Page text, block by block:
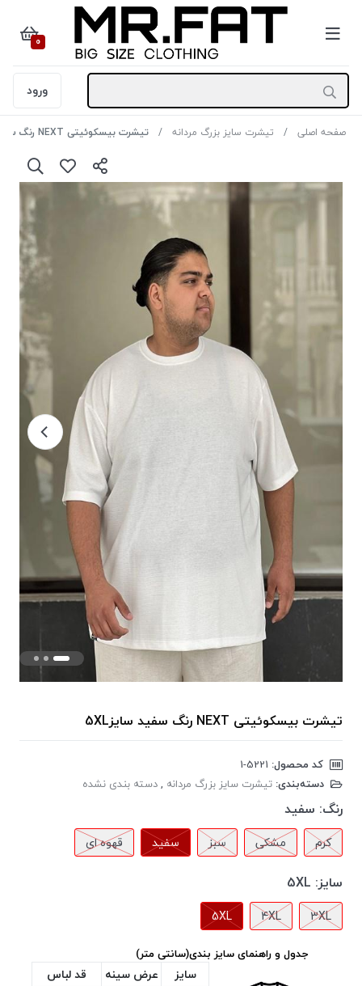
0
ورود
صفحه اصلی تیشرت سایز بزرگ مردانه تیشرت بیسکوئیتی NEXT رنگ سفید سایز5XL
تیشرت بیسکوئیتی NEXT رنگ سفید سایز5XL
کد محصول:
دسته‌بندی: تیشرت سایز بزرگ مردانه ,دسته بندی نشده
رنگ: سفید
کرم مشکی سبز سفید قهوه ای
سایز: 5XL
3XL
4XL
5XL
جدول و راهنمای سایز بندی(سانتی متر)
سایز عرض سینه
قد لباس